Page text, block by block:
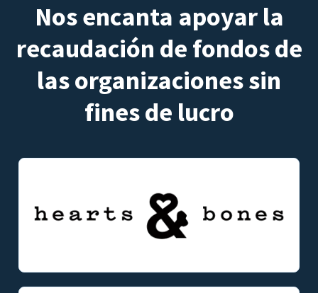
Nos encanta apoyar la
recaudación de fondos de
las organizaciones sin
fines de lucro